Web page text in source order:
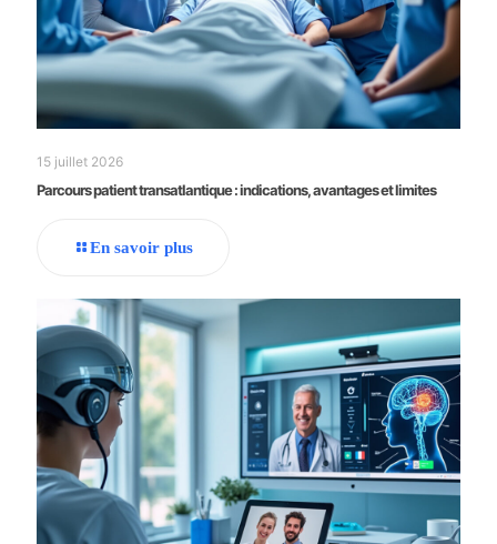
15 juillet 2026
Parcours patient transatlantique : indications, avantages et limites
En savoir plus